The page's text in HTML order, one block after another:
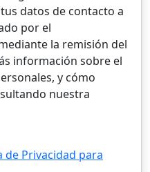
datos de contacto a
por el
la remisión del
información sobre el
y cómo
nuestra
de Privacidad para